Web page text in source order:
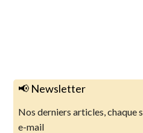
📢 Newsletter
Nos derniers articles, chaque
e-mail